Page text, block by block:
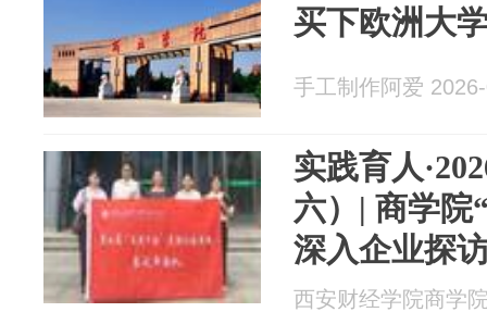
买下欧洲大
手工制作阿爱
实践育人
六）| 商学院
深入企业探
型之路[秦风
西安财经学院商学